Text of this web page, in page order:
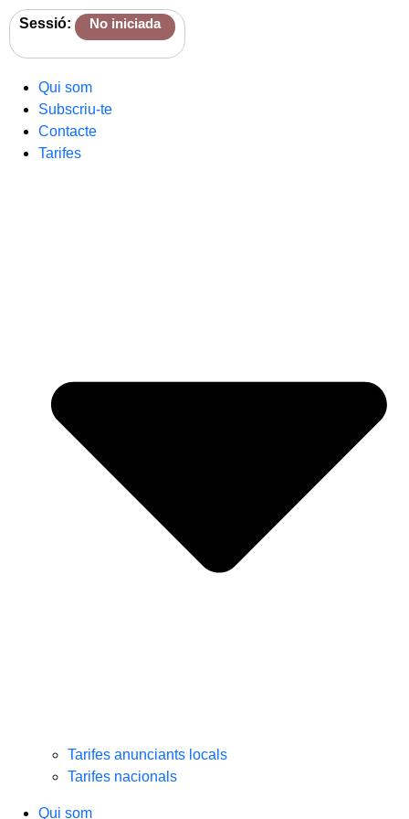
Sessió: No iniciada
Qui som
Subscriu-te
Contacte
Tarifes
Tarifes anunciants locals
Tarifes nacionals
Qui som